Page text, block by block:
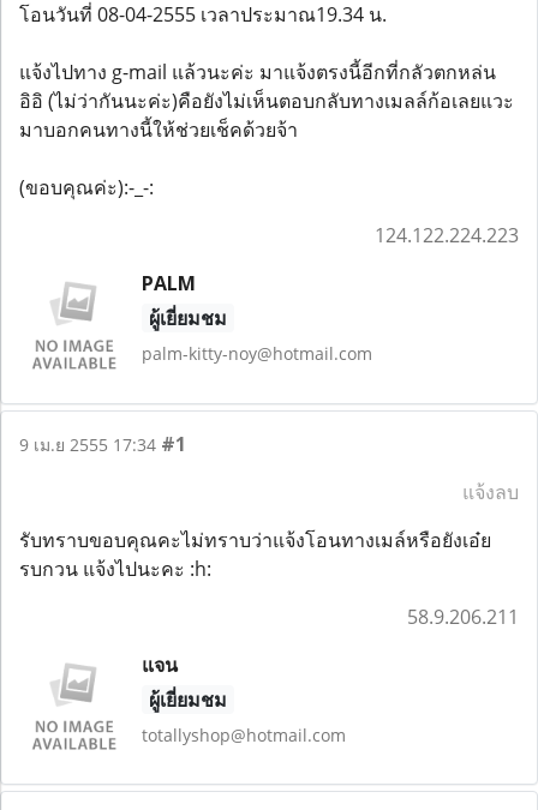
โอนวันที่ 08-04-2555 เวลาประมาณ19.34 น.
แจ้งไปทาง g-mail แล้วนะค่ะ มาแจ้งตรงนี้อีกที่กลัวตกหล่น
อิอิ (ไม่ว่ากันนะค่ะ)คือยังไม่เห็นตอบกลับทางเมลล์ก้อเลยแวะ
มาบอกคนทางนี้ให้ช่วยเช็คด้วยจ้า
(ขอบคุณค่ะ):-_-:
124.122.224.223
PALM
ผู้เยี่ยมชม
palm-kitty-noy@hotmail.com
9 เม.ย 2555 17:34 #1
แจ้งลบ
รับทราบขอบคุณคะไม่ทราบว่าแจ้งโอนทางเมล์หรือยังเอ๋ย
รบกวน แจ้งไปนะคะ :h:
58.9.206.211
แจน
ผู้เยี่ยมชม
totallyshop@hotmail.com